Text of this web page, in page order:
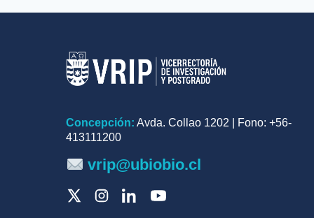
Concepción: Avda. Collao 1202 | Fono: +56-
413111200
vrip@ubiobio.cl